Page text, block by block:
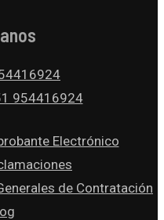
954416924
Electrónico
de Contratación